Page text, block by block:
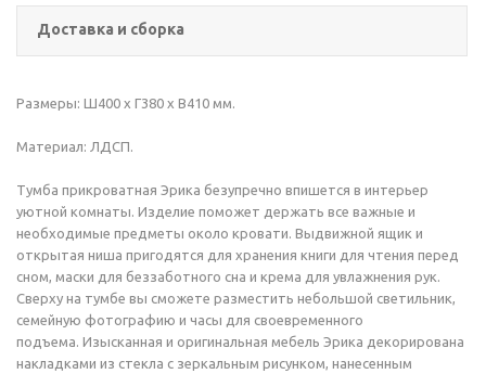
Доставка и сборка
Размеры: Ш400 x Г380 x В410 мм.
Материал: ЛДСП.
Тумба прикроватная Эрика безупречно впишется в интерьер
уютной комнаты. Изделие поможет держать все важные и
необходимые предметы около кровати. Выдвижной ящик и
открытая ниша пригодятся для хранения книги для чтения перед
сном, маски для беззаботного сна и крема для увлажнения рук.
Сверху на тумбе вы сможете разместить небольшой светильник,
семейную фотографию и часы для своевременного
подъема. Изысканная и оригинальная мебель Эрика декорирована
накладками из стекла с зеркальным рисунком, нанесенным